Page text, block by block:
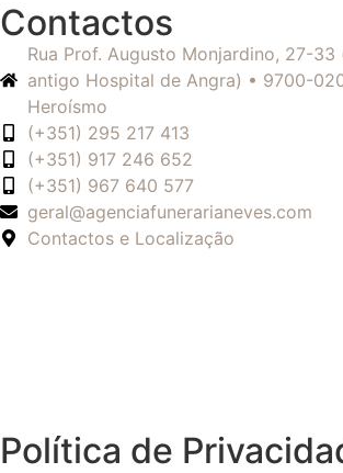
Contactos
Rua Prof. Augusto Monjardino, 27-33
antigo Hospital de Angra) • 9700-
Heroísmo
(+351) 295 217 413
(+351) 917 246 652
(+351) 967 640 577
geral@agenciafunerarianeves.com
Contactos e Localização
Política de